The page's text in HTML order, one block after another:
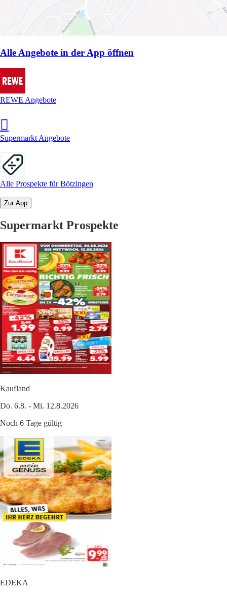
Alle Angebote in der App öffnen
REWE Angebote
Supermarkt Angebote
Alle Prospekte für Bötzingen
Zur App
Supermarkt Prospekte
Kaufland
Do. 6.8. - Mi. 12.8.2026
Noch 6 Tage gültig
EDEKA